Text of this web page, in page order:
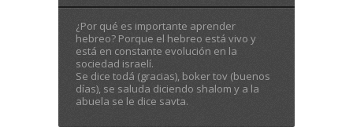
¿Por qué es importante aprender
hebreo? Porque el hebreo está vivo y
está en constante evolución en la
sociedad israelí.
Se dice todá (gracias), boker tov (buenos
días), se saluda diciendo shalom y a la
abuela se le dice savta.